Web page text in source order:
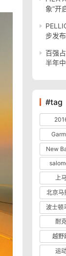
象”开
步发
百强
半年
#tag
上马
北京马
耐
越野
运